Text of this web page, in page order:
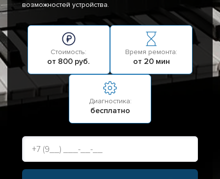
возможностей устройства.
Стоимость:
от 800 руб.
Время ремонта:
от 20 мин
Диагностика:
бесплатно